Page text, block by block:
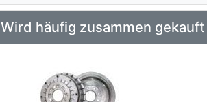
Wird häufig zusammen gekauft